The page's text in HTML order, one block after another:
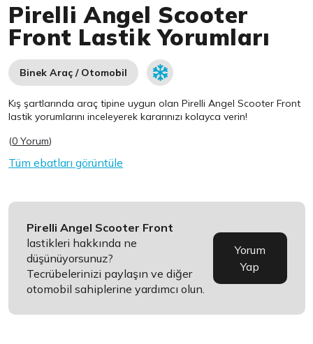
Pirelli Angel Scooter
Front Lastik Yorumları
Binek Araç / Otomobil
Kış şartlarında araç tipine uygun olanPirelli Angel Scooter Front
lastik yorumlarını inceleyerek kararınızı kolayca verin!
(0 Yorum)
Tüm ebatları görüntüle
Pirelli Angel Scooter Front
lastikleri hakkında ne
düşünüyorsunuz?
Tecrübelerinizi paylaşın ve diğer
otomobil sahiplerine yardımcı olun.
Yorum
Yap